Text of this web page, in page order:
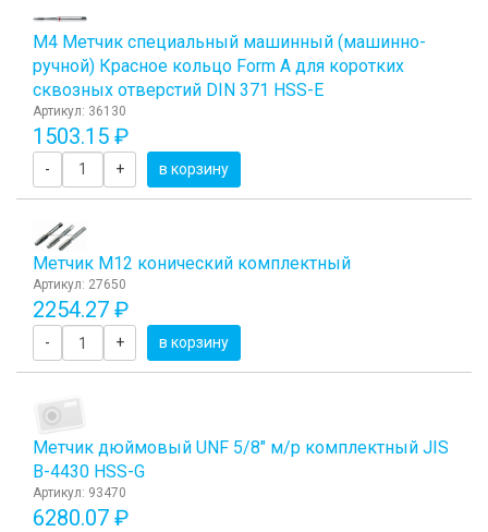
М4 Метчик специальный машинный (машинно-
ручной) Красное кольцо Form A для коротких
сквозных отверстий DIN 371 HSS-E
Артикул: 36130
1503.15 ₽
- + в корзину
Метчик M12 конический комплектный
Артикул: 27650
2254.27 ₽
- + в корзину
Метчик дюймовый UNF 5/8" м/р комплектный JIS
B-4430 HSS-G
Артикул: 93470
6280.07 ₽